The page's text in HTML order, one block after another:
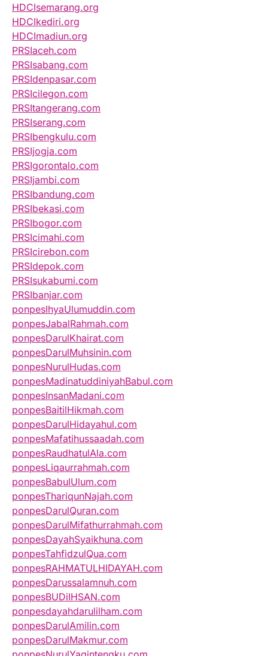
HDCIsemarang.org
HDCIkediri.org
HDCImadiun.org
PRSIaceh.com
PRSIsabang.com
PRSIdenpasar.com
PRSIcilegon.com
PRSItangerang.com
PRSIserang.com
PRSIbengkulu.com
PRSIjogja.com
PRSIgorontalo.com
PRSIjambi.com
PRSIbandung.com
PRSIbekasi.com
PRSIbogor.com
PRSIcimahi.com
PRSIcirebon.com
PRSIdepok.com
PRSIsukabumi.com
PRSIbanjar.com
ponpesIhyaUlumuddin.com
ponpesJabalRahmah.com
ponpesDarulKhairat.com
ponpesDarulMuhsinin.com
ponpesNurulHudas.com
ponpesMadinatuddiniyahBabul.com
ponpesInsanMadani.com
ponpesBaitilHikmah.com
ponpesDarulHidayahul.com
ponpesMafatihussaadah.com
ponpesRaudhatulAla.com
ponpesLiqaurrahmah.com
ponpesBabulUlum.com
ponpesThariqunNajah.com
ponpesDarulQuran.com
ponpesDarulMifathurrahmah.com
ponpesDayahSyaikhuna.com
ponpesTahfidzulQua.com
ponpesRAHMATULHIDAYAH.com
ponpesDarussalamnuh.com
ponpesBUDiIHSAN.com
ponpesdayahdarulilham.com
ponpesDarulAmilin.com
ponpesDarulMakmur.com